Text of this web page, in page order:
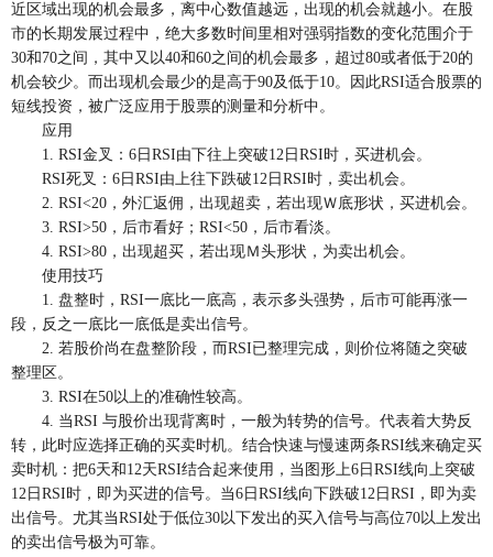
近区域出现的机会最多，离中心数值越远，出现的机会就越小。在股
市的长期发展过程中，绝大多数时间里相对强弱指数的变化范围介于
30和70之间，其中又以40和60之间的机会最多，超过80或者低于20的
机会较少。而出现机会最少的是高于90及低于10。因此RSI适合股票的
短线投资，被广泛应用于股票的测量和分析中。
应用
1. RSI金叉：6日RSI由下往上突破12日RSI时，买进机会。
RSI死叉：6日RSI由上往下跌破12日RSI时，卖出机会。
2. RSI<20，外汇返佣，出现超卖，若出现Ｗ底形状，买进机会。
3. RSI>50，后市看好；RSI<50，后市看淡。
4. RSI>80，出现超买，若出现Ｍ头形状，为卖出机会。
使用技巧
1. 盘整时，RSI一底比一底高，表示多头强势，后市可能再涨一
段，反之一底比一底低是卖出信号。
2. 若股价尚在盘整阶段，而RSI已整理完成，则价位将随之突破
整理区。
3. RSI在50以上的准确性较高。
4. 当RSI 与股价出现背离时，一般为转势的信号。代表着大势反
转，此时应选择正确的买卖时机。结合快速与慢速两条RSI线来确定买
卖时机：把6天和12天RSI结合起来使用，当图形上6日RSI线向上突破
12日RSI时，即为买进的信号。当6日RSI线向下跌破12日RSI，即为卖
出信号。尤其当RSI处于低位30以下发出的买入信号与高位70以上发出
的卖出信号极为可靠。